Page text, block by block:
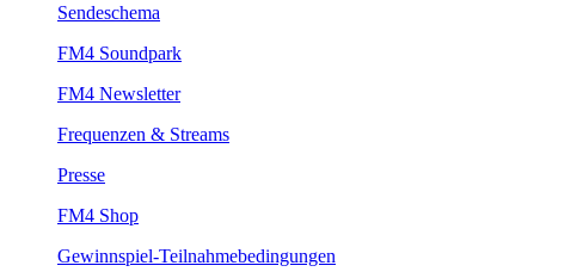
Sendeschema
FM4Soundpark
FM4Newsletter
Frequenzen&Streams
Presse
FM4Shop
Gewinnspiel-Teilnahmebedingungen